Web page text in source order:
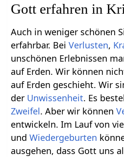
Gott erfahren in
Auch in weniger schönen
erfahrbar. BeiVerlusten,
unschönen Erlebnissen
auf Erden. Wir können
auf Erden geschieht. Wir
der Unwissenheit. Es
Zweifel. Aber wir können
entwickeln. Im Lauf von
undWiedergeburten
ausgehen, dass Gott uns